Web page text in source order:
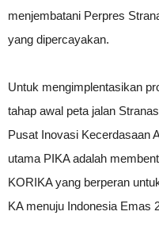
menjembatani Perpres
yang dipercayakan.
Untuk mengimplentasikan
tahap awal peta jalan
Pusat Inovasi Kecerdasaan
utama PIKA adalah
KORIKA yang berperan
KA menuju Indonesia Emas